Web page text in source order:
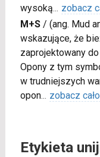
wysoką... zobacz
M+S/ (ang. Mud
wskazujące, że
zaprojektowany
Opony z tym
w trudniejszych
opon... zobacz
Etykieta